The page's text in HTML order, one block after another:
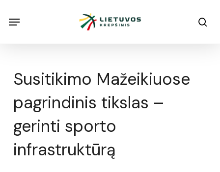
Menu
Susitikimo Mažeikiuose
pagrindinis tikslas –
gerinti sporto
infrastruktūrą